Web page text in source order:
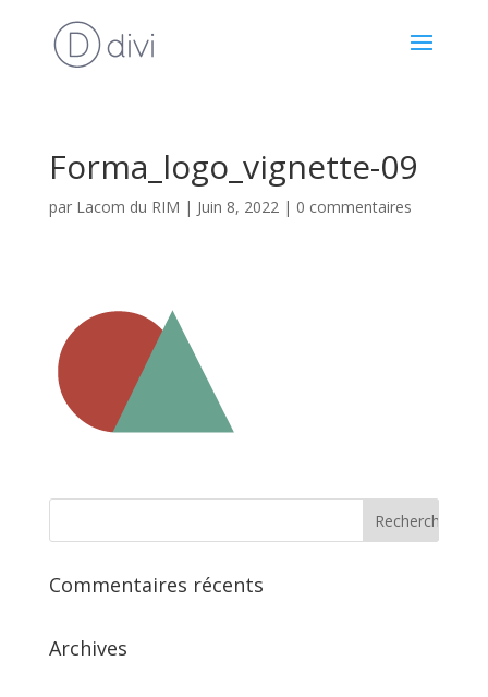
Forma_logo_vignette-09
par Lacom du RIM | Juin 8, 2022| 0 commentaires
Commentaires récents
Archives